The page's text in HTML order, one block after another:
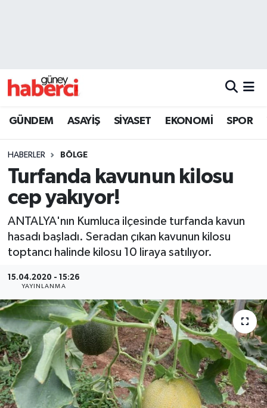
GÜNDEM ASAYİŞ SİYASET EKONOMİ SPOR
HABERLER BÖLGE
Turfanda kavunun kilosu
cep yakıyor!
ANTALYA'nın Kumluca ilçesinde turfanda kavun
hasadı başladı. Seradan çıkan kavunun kilosu
toptancı halinde kilosu 10 liraya satılıyor.
15.04.2020 - 15:26
YAYINLANMA
Beyoğlu Trafik Yoğunluk Haritası
Son Dakika Haberleri
Haber Arşivi